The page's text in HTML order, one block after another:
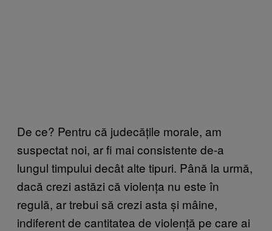
De ce? Pentru că judecățile morale, am
suspectat noi, ar fi mai consistente de-a
lungul timpului decât alte tipuri. Până la urmă,
dacă crezi astăzi că violența nu este în
regulă, ar trebui să crezi asta și mâine,
indiferent de cantitatea de violență pe care ai